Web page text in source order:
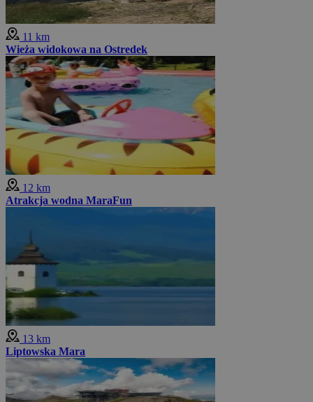
11 km
Wieża widokowa na Ostredek
12 km
Atrakcja wodna MaraFun
13 km
Liptowska Mara